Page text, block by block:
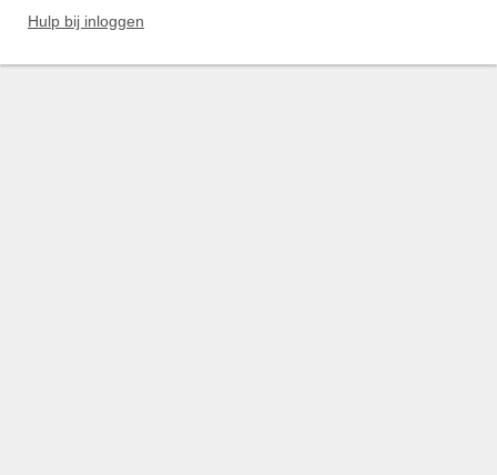
Hulp bij inloggen